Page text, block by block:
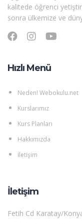
kalitede öğrenci
sonra ülkemize ve
Hızlı Menü
Neden! Webokulu.net
Kurslarımız
Kurs Planları
Hakkımızda
İletişim
İletişim
Fetih Cd Karatay/